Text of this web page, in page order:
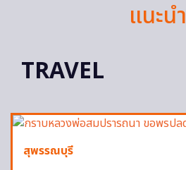
แนะนำ
TRAVEL
สุพรรณบุรี